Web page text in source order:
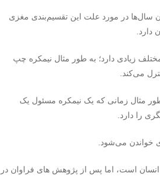
سال‌ها در مورد علت این تقسیم‌بندی مغزی
دارد.
زیادی دارد؛ به طور مثال نیمکره‌ چپ
می‌کند.
مثال زمانی که یک نیمکره مسئول یک
را دارد.
است، اما پس از پژوهش های فراوان در